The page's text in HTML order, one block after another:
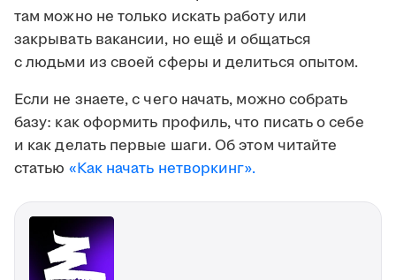
там можно не только искать работу или
закрывать вакансии, но ещё и общаться
с людьми из своей сферы и делиться опытом.
Если не знаете, с чего начать, можно собрать
базу: как оформить профиль, что писать о себе
и как делать первые шаги. Об этом читайте
статью «Как начать нетворкинг».